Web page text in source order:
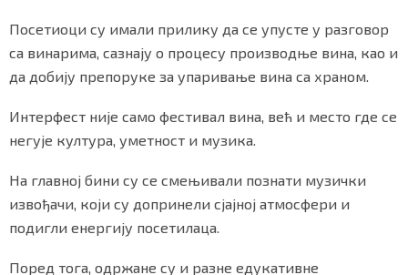
Посетиоци су имали прилику да се упусте у разговор
са винарима, сазнају о процесу производње вина, као и
да добију препоруке за упаривање вина са храном.
Интерфест није само фестивал вина, већ и место где се
негује култура, уметност и музика.
На главној бини су се смењивали познати музички
извођачи, који су допринели сјајној атмосфери и
подигли енергију посетилаца.
Поред тога, одржане су и разне едукативне